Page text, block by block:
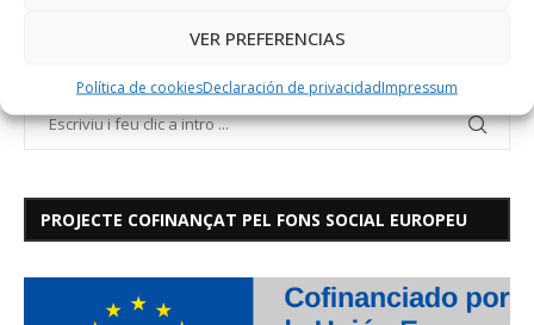
VER PREFERENCIAS
Política de cookiesDeclaración de privacidadImpressum
PROJECTE COFINANÇAT PEL FONS SOCIAL EUROPEU